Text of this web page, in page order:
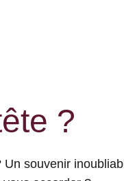
?
souvenir